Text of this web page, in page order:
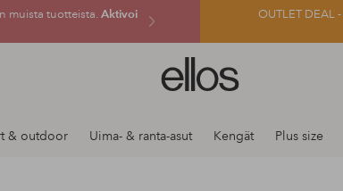
muista tuotteista. Aktivoi
OUTLET DEAL -
Ellos-
logo
siirry
& outdoor Uima- & ranta-asut Kengät Plus size